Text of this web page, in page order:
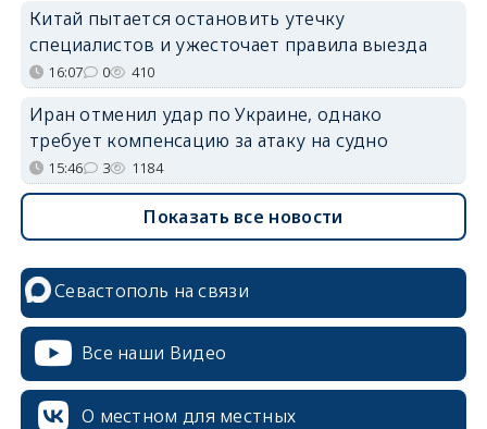
Китай пытается остановить утечку
специалистов и ужесточает правила выезда
16:07 0 410
Иран отменил удар по Украине, однако
требует компенсацию за атаку на судно
15:46 3 1184
Показать все новости
Севастополь на связи
Все наши Видео
О местном для местных